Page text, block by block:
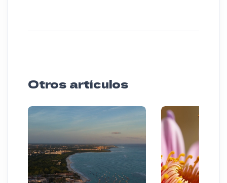
Otros artículos